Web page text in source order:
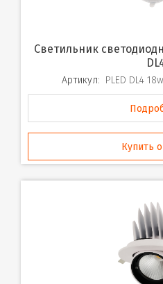
Cветильник cветодиодный потолочный PLED
Артикул: PLED DL4
Купить